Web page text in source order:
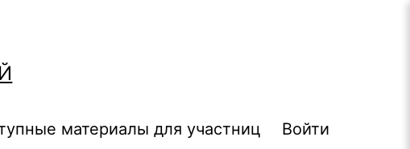
материалы для участниц Войти